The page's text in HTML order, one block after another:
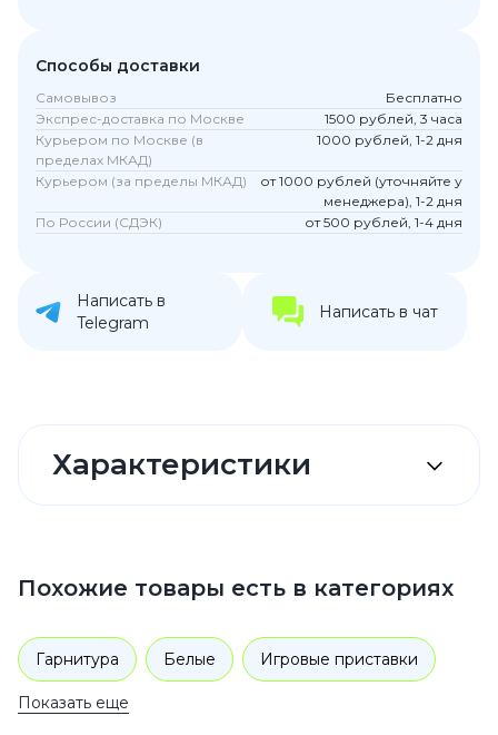
Способы доставки
Самовывоз
Бесплатно
Экспрес-доставка по Москве
1500 рублей, 3 часа
Курьером по Москве (в
пределах МКАД)
1000 рублей, 1-2 дня
Курьером (за пределы МКАД)
от 1000 рублей (уточняйте у
менеджера), 1-2 дня
По России (СДЭК)
от 500 рублей, 1-4 дня
Написать в
Telegram
Написать в чат
Характеристики
Похожие товары есть в категориях
Гарнитура Белые Игровые приставки
PlayStation
Показать еще